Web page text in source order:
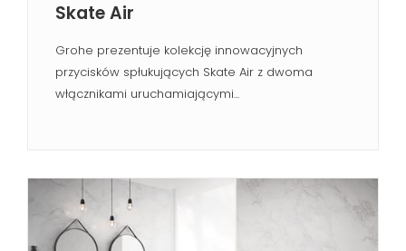
Skate Air
Grohe prezentuje kolekcję innowacyjnych
przycisków spłukujących Skate Air z dwoma
włącznikami uruchamiającymi...